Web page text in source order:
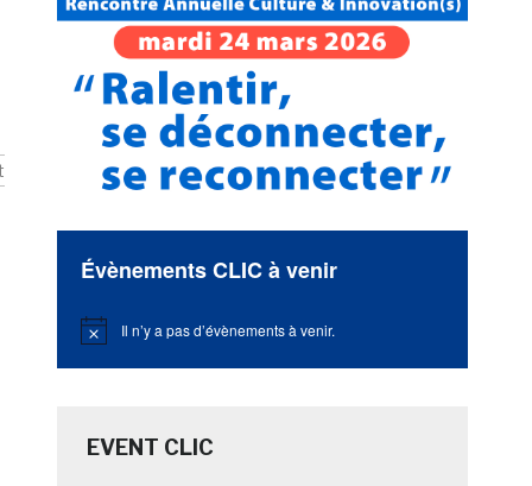
Évènements CLIC à venir
Notice Il n’y a pas d’évènements à venir.
EVENT CLIC